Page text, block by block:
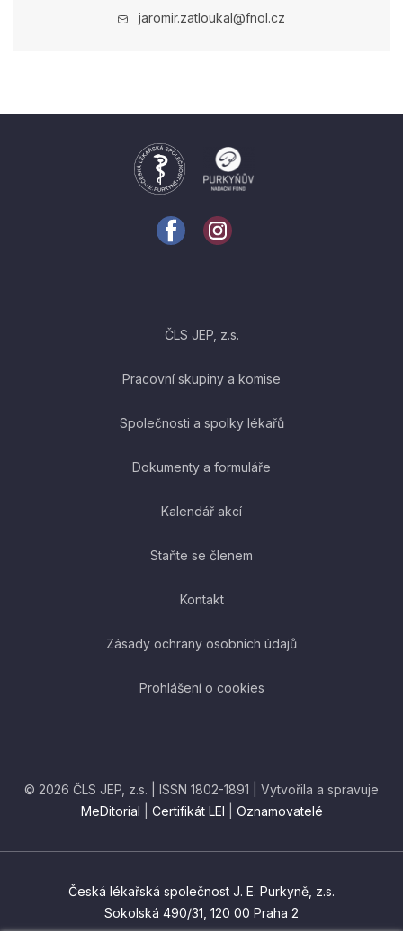
jaromir.zatloukal@fnol.cz
ČLS JEP, z.s.
Pracovní skupiny a komise
Společnosti a spolky lékařů
Dokumenty a formuláře
Kalendář akcí
Staňte se členem
Kontakt
Zásady ochrany osobních údajů
Prohlášení o cookies
© 2026 ČLS JEP, z.s. | ISSN 1802-1891 | Vytvořila a spravuje
MeDitorial
Certifikát LEI Oznamovatelé
Česká lékařská společnost J. E. Purkyně, z.s.
Sokolská 490/31, 120 00 Praha 2